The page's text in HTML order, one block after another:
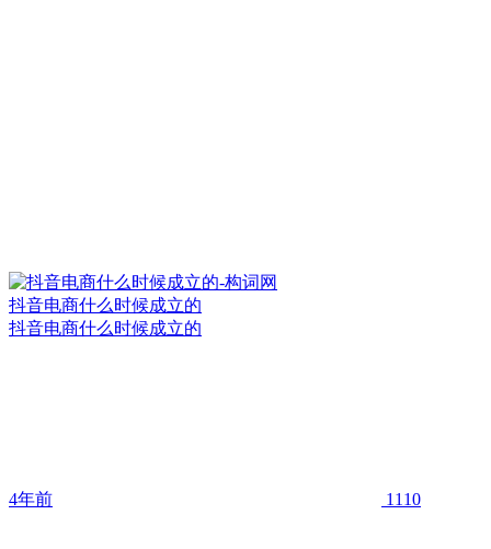
抖音电商什么时候成立的
抖音电商什么时候成立的
4年前 1110